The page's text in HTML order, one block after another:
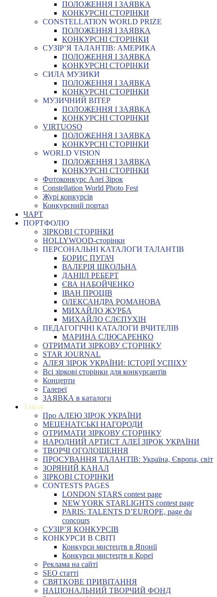
ПОЛОЖЕННЯ І ЗАЯВКА
КОНКУРСНІ СТОРІНКИ
CONSTELLATION WORLD PRIZE
ПОЛОЖЕННЯ І ЗАЯВКА
КОНКУРСНІ СТОРІНКИ
СУЗІР’Я ТАЛАНТІВ: АМЕРИКА
ПОЛОЖЕННЯ І ЗАЯВКА
КОНКУРСНІ СТОРІНКИ
СИЛА МУЗИКИ
ПОЛОЖЕННЯ І ЗАЯВКА
КОНКУРСНІ СТОРІНКИ
МУЗИЧНИЙ ВІТЕР
ПОЛОЖЕННЯ І ЗАЯВКА
КОНКУРСНІ СТОРІНКИ
VIRTUOSO
ПОЛОЖЕННЯ І ЗАЯВКА
КОНКУРСНІ СТОРІНКИ
WORLD VISION
ПОЛОЖЕННЯ І ЗАЯВКА
КОНКУРСНІ СТОРІНКИ
Фотоконкурс Алеї Зірок
Constellation World Photo Fest
Журі конкурсів
Конкурсний портал
ЧАРТ
ПОРТФОЛІО
ЗІРКОВІ СТОРІНКИ
HOLLYWOOD-сторінки
ПЕРСОНАЛЬНІ КАТАЛОГИ ТАЛАНТІВ
БОРИС ПУГАЧ
ВАЛЕРІЯ ШКОЛЬНА
ДАНІІЛ РЕБЕРТ
ЄВА НАБОЙЧЕНКО
ІВАН ПРОЦІВ
ОЛЕКСАНДРА РОМАНОВА
МИХАЙЛО ЖУРБА
МИХАЙЛО СЛЄПУХІН
ПЕДАГОГІЧНІ КАТАЛОГИ ВЧИТЕЛІВ
МАРИНА СЛЮСАРЕНКО
ОТРИМАТИ ЗІРКОВУ СТОРІНКУ
STAR JOURNAL
АЛЕЯ ЗІРОК УКРАЇНИ: ІСТОРІЇ УСПІХУ
Всі зіркові сторінки для конкурсантів
Концерти
Галереї
ЗАЯВКА в каталоги
Також
Про АЛЕЮ ЗІРОК УКРАЇНИ
МЕЦЕНАТСЬКІ НАГОРОДИ
ОТРИМАТИ ЗІРКОВУ СТОРІНКУ
НАРОДНИЙ АРТИСТ АЛЕЇ ЗІРОК УКРАЇНИ
ТВОРЧІ ОГОЛОШЕННЯ
ПРОСУВАННЯ ТАЛАНТІВ: Україна, Європа, світ
ЗОРЯНИЙ КАНАЛ
ЗІРКОВІ СТОРІНКИ
CONTESTS PAGES
LONDON STARS contest page
NEW YORK STARLIGHTS contest page
PARIS: TALENTS D’EUROPE, page du
concours
СУЗІР’Я КОНКУРСІВ
КОНКУРСИ В СВІТІ
Конкурси мистецтв в Японії
Конкурси мистецтв в Кореї
Реклама на сайті
SEO статті
СВЯТКОВЕ ПРИВІТАННЯ
НАЦІОНАЛЬНИЙ ТВОРЧИЙ ФОНД